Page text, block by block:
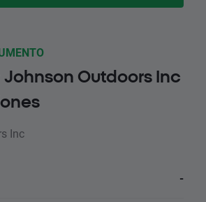
Outdoors Inc
Inc
-